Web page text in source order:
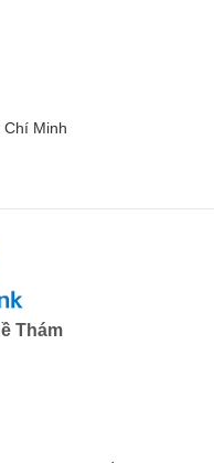
Chí Minh
Thám